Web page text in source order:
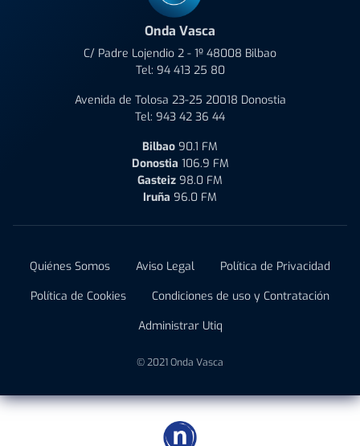
Onda Vasca
C/ Padre Lojendio 2 - 1º 48008 Bilbao
Tel: 94 413 25 80
Avenida de Tolosa 23-25 20018 Donostia
Tel: 943 42 36 44
Bilbao 90.1 FM
Donostia 106.9 FM
Gasteiz 98.0 FM
Iruña 96.0 FM
Quiénes Somos Aviso Legal
Política de Privacidad
Política de Cookies
Condiciones de uso y Contratación
Administrar Utiq
© 2021 Onda Vasca